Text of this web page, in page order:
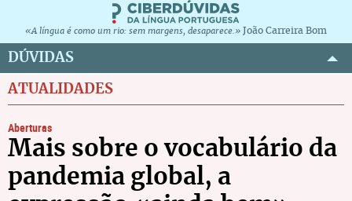
«A língua é como um rio: sem margens, desaparece.» João Carreira Bom
DÚVIDAS
ATUALIDADES
Aberturas
Mais sobre o vocabulário da
pandemia global, a